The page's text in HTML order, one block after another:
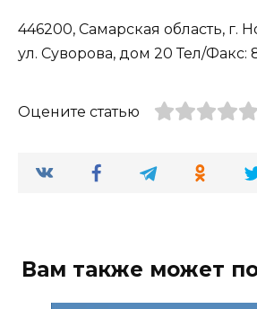
446200, Самарская область, г.
ул. Суворова, дом 20 Тел/Факс:
Оцените статью
Вам также может